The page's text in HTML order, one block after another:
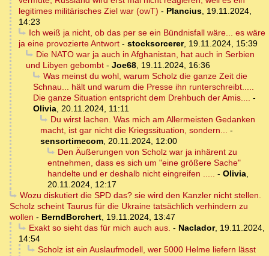
legitimes militärisches Ziel war (owT) - Plancius, 19.11.2024,
14:23
Ich weiß ja nicht, ob das per se ein Bündnisfall wäre... es wäre
ja eine provozierte Antwort - stocksorcerer, 19.11.2024, 15:39
Die NATO war ja auch in Afghanistan, hat auch in Serbien
und Libyen gebombt - Joe68, 19.11.2024, 16:36
Was meinst du wohl, warum Scholz die ganze Zeit die
Schnau... hält und warum die Presse ihn runterschreibt.....
Die ganze Situation entspricht dem Drehbuch der Amis.... -
Olivia, 20.11.2024, 11:11
Du wirst lachen. Was mich am Allermeisten Gedanken
macht, ist gar nicht die Kriegssituation, sondern... -
sensortimecom, 20.11.2024, 12:00
Den Äußerungen von Scholz war ja inhärent zu
entnehmen, dass es sich um "eine größere Sache"
handelte und er deshalb nicht eingreifen ..... - Olivia,
20.11.2024, 12:17
Wozu diskutiert die SPD das? sie wird den Kanzler nicht stellen.
Scholz scheint Taurus für die Ukraine tatsächlich verhindern zu
wollen - BerndBorchert, 19.11.2024, 13:47
Exakt so sieht das für mich auch aus. - Naclador, 19.11.2024,
14:54
Scholz ist ein Auslaufmodell, wer 5000 Helme liefern lässt